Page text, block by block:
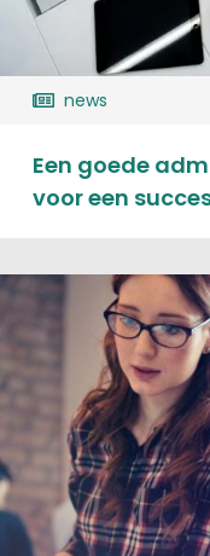
news
Een goede
voor een